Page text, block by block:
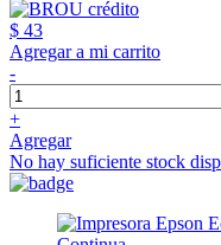
$ 43
Agregar a mi carrito
-
+
Agregar
No hay suficiente stock